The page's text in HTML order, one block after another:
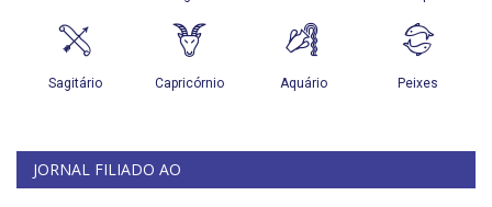
JORNAL FILIADO AO